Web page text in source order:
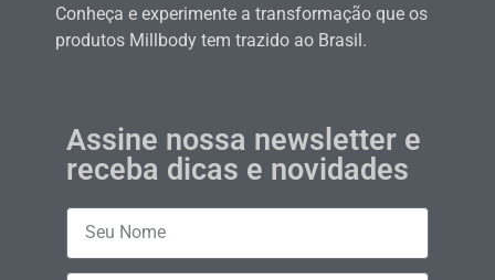
Conheça e experimente a transformação que os
produtos Millbody tem trazido ao Brasil.
Assine nossa newsletter e
receba dicas e novidades